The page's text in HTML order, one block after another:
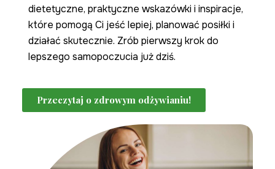
dietetyczne, praktyczne wskazówki i inspiracje,
które pomogą Ci jeść lepiej, planować posiłki i
działać skutecznie. Zrób pierwszy krok do
lepszego samopoczucia już dziś.
Przeczytaj o zdrowym odżywianiu!